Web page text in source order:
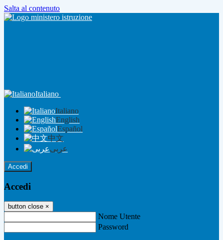
Salta al contenuto
Italiano
Italiano
English
Español
中文
عربى
Accedi
Accedi
button close ×
Nome Utente
Password